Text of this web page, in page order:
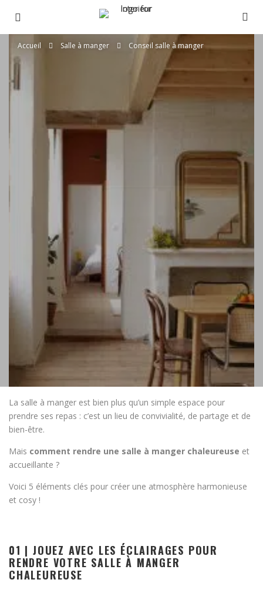
Accueil Salle à manger Conseil salle à manger
La salle à manger est bien plus qu’un simple espace pour
prendre ses repas : c’est un lieu de convivialité, de partage et de
bien-être.
Mais comment rendre une salle à manger chaleureuse et
accueillante ?
Voici 5 éléments clés pour créer une atmosphère harmonieuse
et cosy !
01 | JOUEZ AVEC LES ÉCLAIRAGES POUR
RENDRE VOTRE SALLE À MANGER
CHALEUREUSE